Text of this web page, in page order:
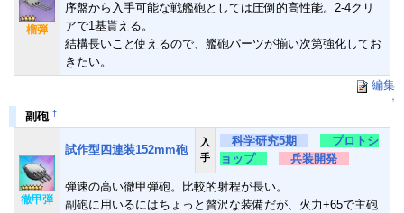
榴弾
序盤から入手可能な戦艦砲としては圧倒的高性能。2-4クリ
アで1基貰える。
結構長いこと使えるので、艦砲パーツが揃い次第強化してお
きたい。
編集
↑
副砲 †
徹甲弾
試作型四連装152mm砲
入
手
科学研究5期
プロトシ
ョップ
兵装開発
弾速の高い徹甲弾砲。比較的射程が長い。
副砲に用いるにはちょっと贅沢な装備だが、火力+65で主砲